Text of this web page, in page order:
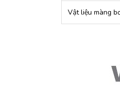
Vật liệu màng